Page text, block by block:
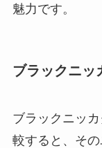
魅力です。
ブラックニッ
ブラックニッ
較すると、その